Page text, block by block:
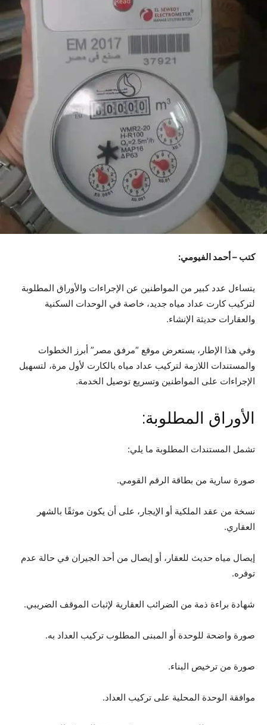
كتب – أحمد الفيومي:
يتساءل عدد كبير من المواطنين عن الإجراءات والأوراق المطلوبة
لتركيب كارت عداد مياه جديد، خاصة في الوحدات السكنية
والعقارات حديثة الإنشاء.
وفي هذا الإطار، يستعرض موقع “مرفق مصر” أبرز الخطوات
والمستندات اللازمة لتركيب عداد مياه بالكارت لأول مرة، لتسهيل
الإجراءات على المواطنين وتسريع توصيل الخدمة.
الأوراق المطلوبة:
تشمل المستندات المطلوبة ما يلي:
صورة سارية من بطاقة الرقم القومي.
نسخة من عقد الملكية أو الإيجار، على أن يكون موثقًا بالشهر
العقاري.
إيصال مياه حديث للعقار، أو إيصال من أحد الجيران في حالة عدم
توفره.
شهادة براءة ذمة من الضرائب العقارية لإثبات الموقف الضريبي.
صورة واضحة للوحدة أو المبنى المطلوب تركيب العداد به.
صورة من ترخيص البناء.
موافقة الوحدة المحلية على تركيب العداد.